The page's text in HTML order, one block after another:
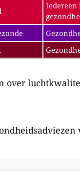
Iedereen
over